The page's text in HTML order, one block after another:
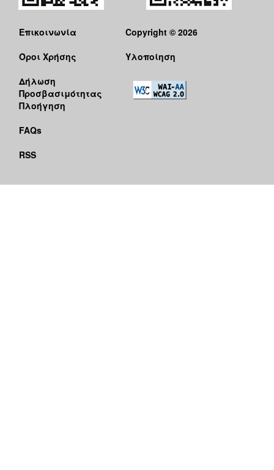
Επικοινωνία
Όροι Χρήσης
Δήλωση
Προσβασιμότητας
Πλοήγηση
FAQs
RSS
Copyright © 2026
Υλοποίηση